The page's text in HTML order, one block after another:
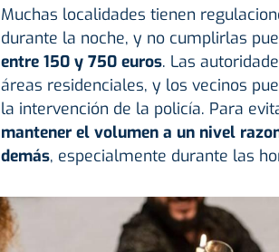
Muchas localidades tienen
durante la noche, y no cumplirlas
entre 150 y 750 euros. Las
áreas residenciales, y los vecinos
la intervención de la policía. Para
mantener el volumen a un nivel
demás, especialmente durante las